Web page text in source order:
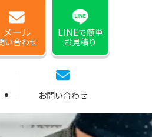
お問い合わせ
メール
い合わせ
LINEで簡単
お見積り